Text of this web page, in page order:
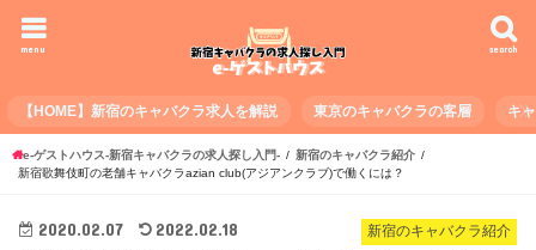
search
menu
【HOME】新宿のキャバクラ求人を解説 東京のキャバクラの客層 キ
e-ゲストハウス-新宿キャバクラの求人探し入門-
新宿のキャバクラ紹介
新宿歌舞伎町の老舗キャバクラazian club(アジアンクラブ)で働くには？
新宿のキャバクラ紹介
2020.02.07 2022.02.18